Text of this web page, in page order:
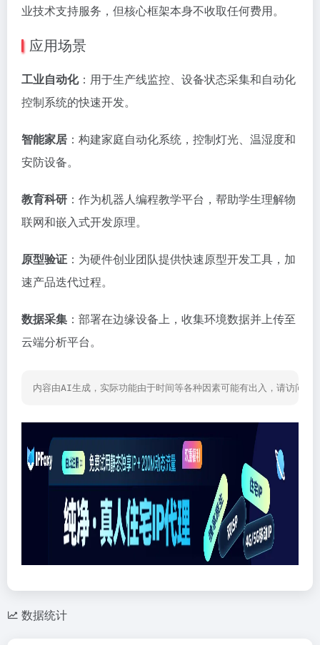
业技术支持服务，但核心框架本身不收取任何费用。
应用场景
工业自动化：用于生产线监控、设备状态采集和自动化
控制系统的快速开发。
智能家居 ：构建家庭自动化系统，控制灯光、温湿度和
安防设备。
教育科研 ：作为机器人编程教学平台，帮助学生理解物
联网和嵌入式开发原理。
原型验证 ：为硬件创业团队提供快速原型开发工具，加
速产品迭代过程。
数据采集 ：部署在边缘设备上，收集环境数据并上传至
云端分析平台。
内容由AI生成，实际功能由于时间等各种因素可能有出入，请访问网
数据统计